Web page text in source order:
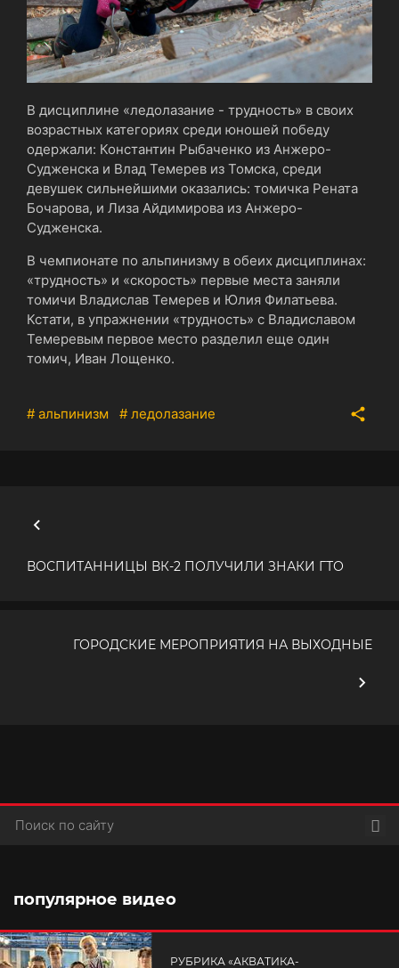
В дисциплине «ледолазание - трудность» в своих
возрастных категориях среди юношей победу
одержали: Константин Рыбаченко из Анжеро-
Судженска и Влад Темерев из Томска, среди
девушек сильнейшими оказались: томичка Рената
Бочарова, и Лиза Айдимирова из Анжеро-
Судженска.
В чемпионате по альпинизму в обеих дисциплинах:
«трудность» и «скорость» первые места заняли
томичи Владислав Темерев и Юлия Филатьева.
Кстати, в упражнении «трудность» с Владиславом
Темеревым первое место разделил еще один
томич, Иван Лощенко.
# альпинизм # ледолазание
ВОСПИТАННИЦЫ ВК-2 ПОЛУЧИЛИ ЗНАКИ ГТО
ГОРОДСКИЕ МЕРОПРИЯТИЯ НА ВЫХОДНЫЕ
популярное видео
РУБРИКА «АКВАТИКА-